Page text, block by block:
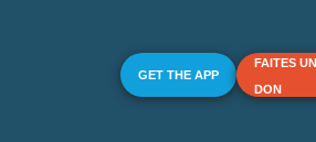
GET THE APP
FAITES UN
DON